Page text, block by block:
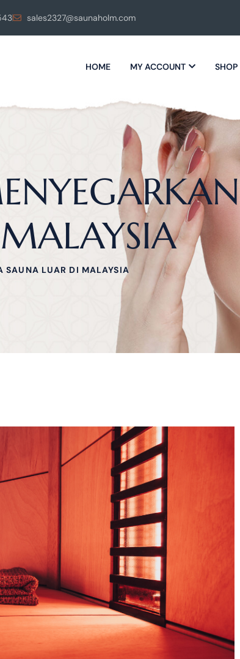
sales2327@saunaholm.com
HOME MY ACCOUNT SHOP
SAUNA LUAR DI MALAYSIA